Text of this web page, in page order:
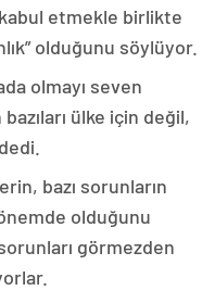
etmekle birlikte
olduğunu söylüyor.
olmayı seven
ülke için değil,
bazı sorunların
olduğunu
görmezden